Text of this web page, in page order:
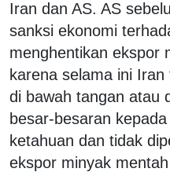
Iran dan AS. AS
sanksi ekonomi
menghentikan ekspor
karena selama ini
di bawah tangan atau
besar-besaran
ketahuan dan tidak
ekspor minyak